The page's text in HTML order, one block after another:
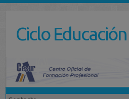
contenidoCiclo